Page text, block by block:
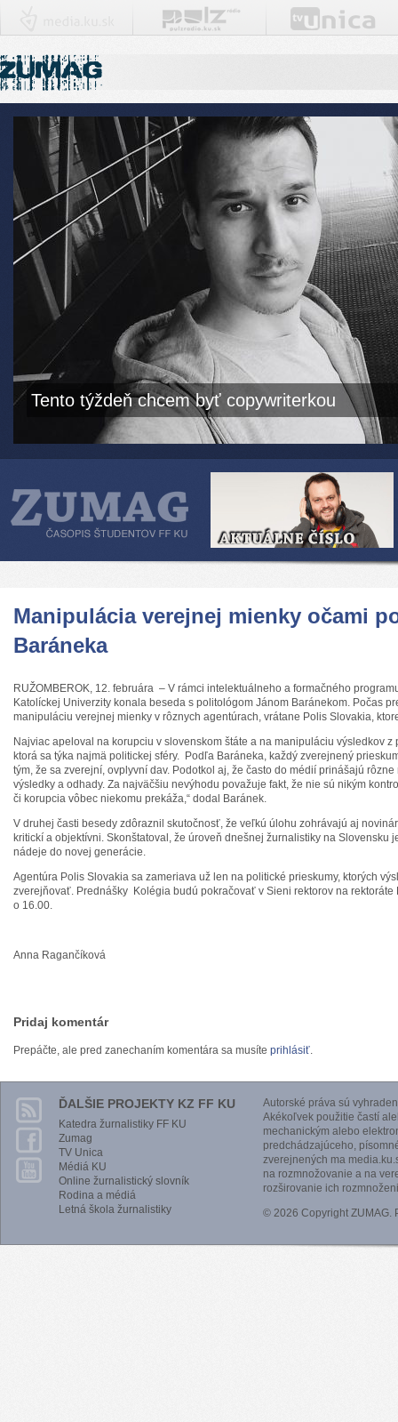
Tento týždeň chcem byť copywriterkou
Manipulácia verejnej mienky očami
Baráneka
RUŽOMBEROK, 12. februára – V rámci intelektuálneho a formačného
Katolíckej Univerzity konala beseda s politológom Jánom Baránekom. Počas
manipuláciu verejnej mienky v rôznych agentúrach, vrátane Polis Slovakia,
Najviac apeloval na korupciu v slovenskom štáte a na manipuláciu výsledkov z
ktorá sa týka najmä politickej sféry. Podľa Baráneka, každý zverejnený
tým, že sa zverejní, ovplyvní dav. Podotkol aj, že často do médií prinášajú
výsledky a odhady. Za najväčšiu nevýhodu považuje fakt, že nie sú nikým
či korupcia vôbec niekomu prekáža,“ dodal Baránek.
V druhej časti besedy zdôraznil skutočnosť, že veľkú úlohu zohrávajú aj
kritickí a objektívni. Skonštatoval, že úroveň dnešnej žurnalistiky na Slovensku
nádeje do novej generácie.
Agentúra Polis Slovakia sa zameriava už len na politické prieskumy, ktorých
zverejňovať. Prednášky Kolégia budú pokračovať v Sieni rektorov na rektoráte
o 16.00.
Anna Ragančíková
Pridaj komentár
Prepáčte, ale pred zanechaním komentára sa musíte prihlásiť.
ĎALŠIE PROJEKTY KZ FF KU
Katedra žurnalistiky FF KU
Zumag
TV Unica
Médiá KU
Online žurnalistický slovník
Rodina a médiá
Letná škola žurnalistiky
Autorské práva sú
Akékoľvek použitie častí
mechanickým alebo
predchádzajúceho,
zverejnených ma
na rozmnožovanie a na
rozširovanie ich
© 2026 Copyright ZUMAG.